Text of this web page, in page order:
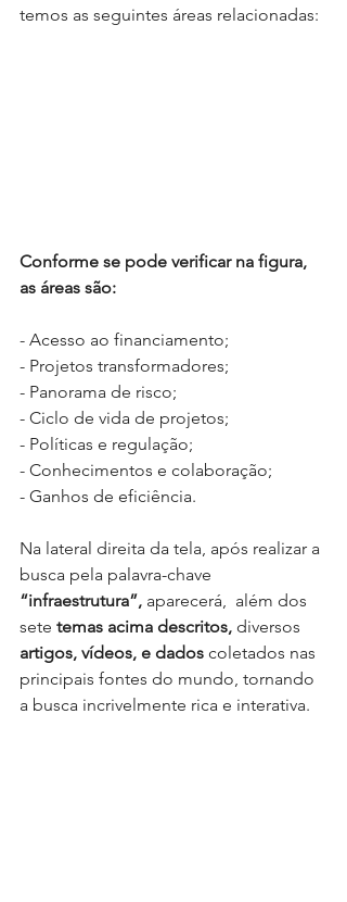
temos as seguintes áreas relacionadas:
Conforme se pode verificar na figura,
as áreas são:
- Acesso ao financiamento;
- Projetos transformadores;
- Panorama de risco;
- Ciclo de vida de projetos;
- Políticas e regulação;
- Conhecimentos e colaboração;
- Ganhos de eficiência.
Na lateral direita da tela, após realizar a
busca pela palavra-chave
“infraestrutura”, aparecerá,  além dos
sete temas acima descritos, diversos
artigos, vídeos, e dados coletados nas
principais fontes do mundo, tornando
a busca incrivelmente rica e interativa.